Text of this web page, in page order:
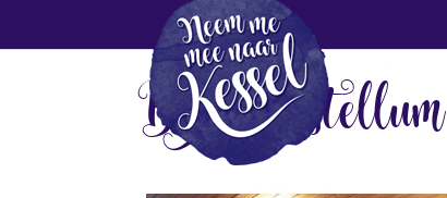
B&B Castellum